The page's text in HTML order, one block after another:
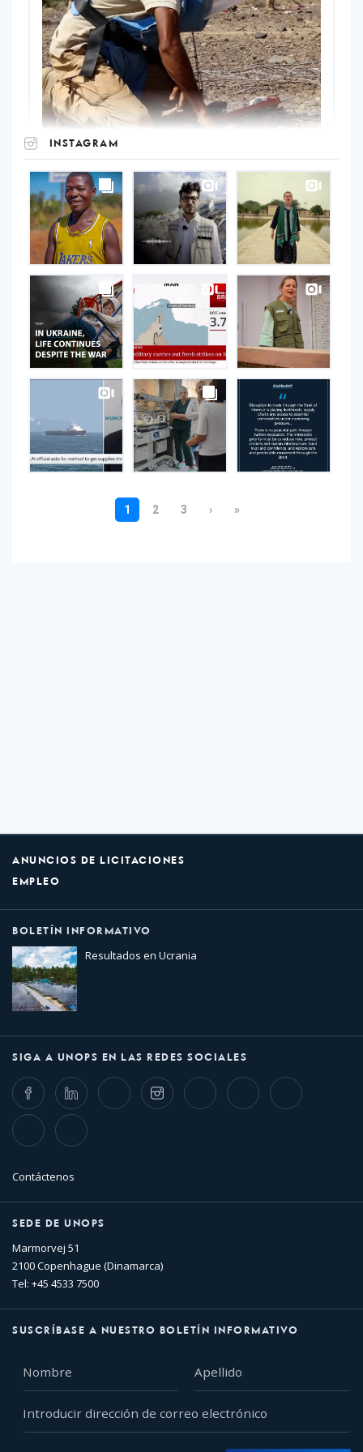
INSTAGRAM
UNOPS
on
Instagram
ANUNCIOS DE LICITACIONES
EMPLEO
BOLETÍN INFORMATIVO
Resultados en Ucrania
SIGA A UNOPS EN LAS REDES SOCIALES
FacebookLinkedIn Twitter InstagramWhatsappBluesky Threads
TikTok Flickr
Contáctenos
SEDE DE UNOPS
Marmorvej 51
2100 Copenhague (Dinamarca)
Tel: +45 4533 7500
SUSCRÍBASE A NUESTRO BOLETÍN INFORMATIVO
dirección